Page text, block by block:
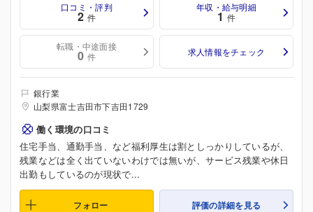
口コミ・評判
2 件
年収・給与明細
1 件
転職・中途面接
0 件 求人情報をチェック
銀行業
山梨県富士吉田市下吉田1729
働く環境の口コミ
住宅手当、通勤手当、など福利厚生は割としっかりしているが、
残業などは全く出ていないわけでは無いが、サービス残業や休日
出勤もしているのが現状で...
フォロー 評価の詳細を見る